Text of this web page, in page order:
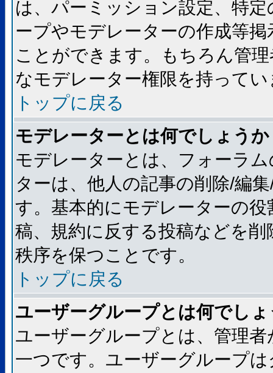
は、パーミッション設定、特
ープやモデレーターの作成等
ことができます。もちろん管
なモデレーター権限を持ってい
トップに戻る
モデレーターとは何でしょうか
モデレーターとは、フォーラ
ターは、他人の記事の削除/編
す。基本的にモデレーターの
稿、規約に反する投稿などを
秩序を保つことです。
トップに戻る
ユーザーグループとは何でし
ユーザーグループとは、管理
一つです。ユーザーグループ